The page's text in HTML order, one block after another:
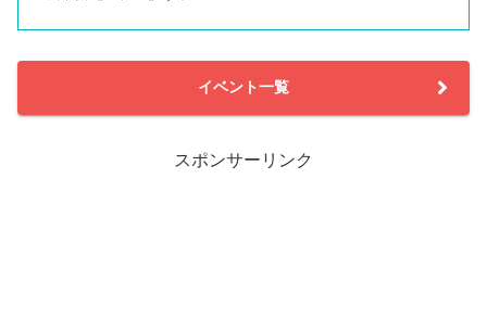
イベント一覧
スポンサーリンク